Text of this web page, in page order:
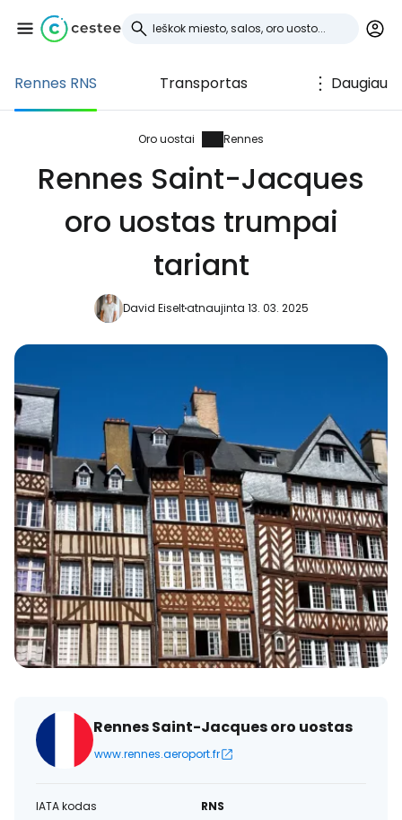
Rennes RNS Transportas Daugiau
Oro uostai Rennes
Rennes Saint-Jacques
oro uostas trumpai
tariant
David Eiseltatnaujinta 13. 03. 2025
Rennes Saint-Jacques oro uostas
www.rennes.aeroport.fr
IATA kodas
RNS
Prisijunkite prie
Cestee
... pasaulinė kelionių bendruomenė
Tęsti su Facebook
Tęsti el. paštu